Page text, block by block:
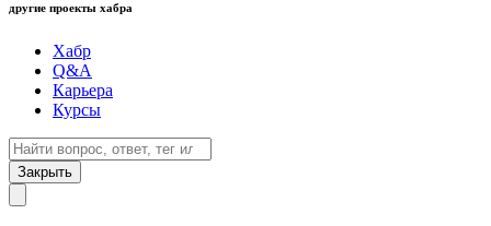
другие проекты хабра
Хабр
Q&A
Карьера
Курсы
Закрыть